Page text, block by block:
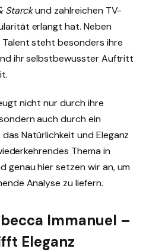
Starckund zahlreichen TV-
erlangt hat. Neben
steht besonders ihre
ihr selbstbewusster Auftritt
nicht nur durch ihre
auch durch ein
Natürlichkeit und Eleganz
Thema in
genau hier setzen wir an, um
Analyse zu liefern.
Immanuel –
Eleganz